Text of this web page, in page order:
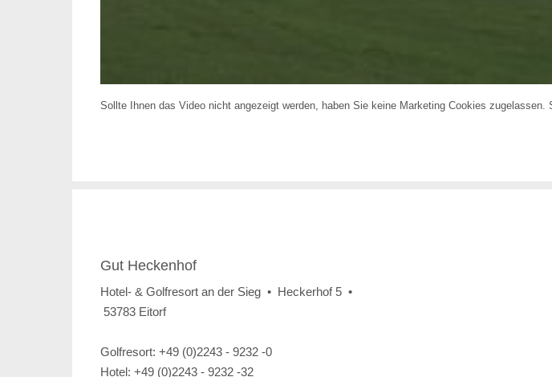
Sollte Ihnen das Video nicht angezeigt werden, haben Sie keine Marketing Cookies zugelassen.
Gut Heckenhof
Hotel- & Golfresort an der Sieg • Heckerhof 5 •
53783 Eitorf
Golfresort: +49 (0)2243 - 9232 -0
Hotel: +49 (0)2243 - 9232 -32